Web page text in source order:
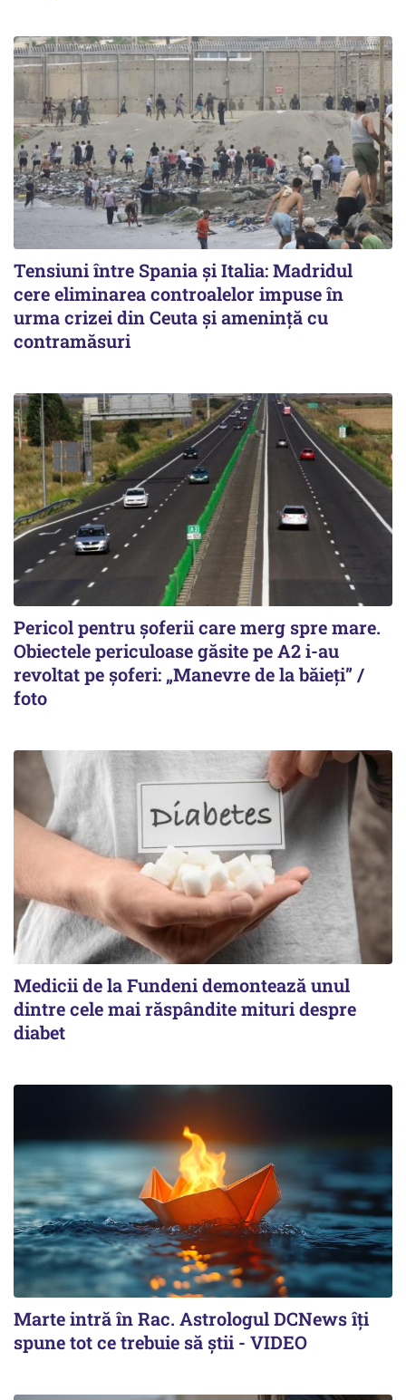
Tensiuni între Spania și Italia: Madridul
cere eliminarea controalelor impuse în
urma crizei din Ceuta și amenință cu
contramăsuri
Pericol pentru șoferii care merg spre mare.
Obiectele periculoase găsite pe A2 i-au
revoltat pe șoferi: „Manevre de la băieți” /
foto
Medicii de la Fundeni demontează unul
dintre cele mai răspândite mituri despre
diabet
Marte intră în Rac. Astrologul DCNews îți
spune tot ce trebuie să știi - VIDEO